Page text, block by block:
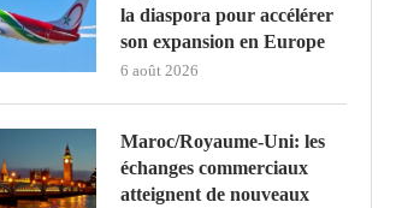
la diaspora pour accélérer
son expansion en Europe
6 août 2026
Maroc/Royaume-Uni: les
échanges commerciaux
atteignent de nouveaux